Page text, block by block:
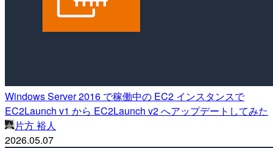
Windows Server 2016 で稼働中の EC2 インスタンスで
EC2Launch v1 から EC2Launch v2 へアップデートしてみた
片方 裕人
2026.05.07